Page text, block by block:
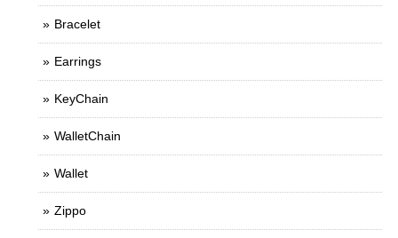
Bracelet
Earrings
KeyChain
WalletChain
Wallet
Zippo